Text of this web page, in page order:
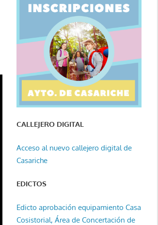
CALLEJERO DIGITAL
Acceso al nuevo callejero digital de
Casariche
EDICTOS
Edicto aprobación equipamiento Casa
Cosistorial, Área de Concertación de